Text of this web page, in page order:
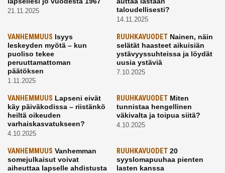
21.11.2025
taloudellisesti?
14.11.2025
VANHEMMUUS Isyys
leskeyden myötä – kun
puoliso tekee
peruuttamattoman
päätöksen
1.11.2025
RUUHKAVUODETNainen, näin
selätät haasteet aikuisiän
ystävyyssuhteissa ja löydät
uusia ystäviä
7.10.2025
VANHEMMUUS Lapseni eivät
käy päiväkodissa – riistänkö
heiltä oikeuden
varhaiskasvatukseen?
4.10.2025
RUUHKAVUODETMiten
tunnistaa hengellinen
väkivalta ja toipua siitä?
4.10.2025
VANHEMMUUS Vanhemman
somejulkaisut voivat
aiheuttaa lapselle ahdistusta
RUUHKAVUODET20
syyslomapuuhaa pienten
lasten kanssa